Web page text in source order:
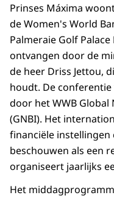
Prinses Máxima
de Women's World
Palmeraie Golf
ontvangen door de
de heer Driss Jettou,
houdt. De
door het WWB
(GNBI). Het
financiële
beschouwen als een
organiseert jaarlijks
Het